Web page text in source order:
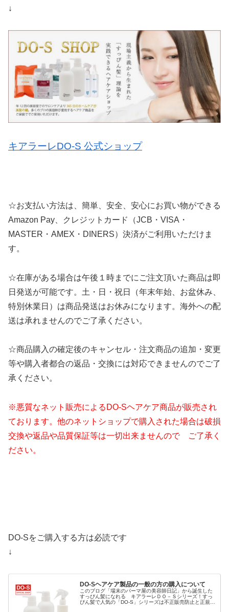
↓
キアラーレDO-S 公式ショップ
☆お支払い方法は、簡単、安全、安心にお買い物ができる
Amazon Pay、クレジットカード（JCB・VISA・
MASTER・AMEX・DINERS）決済がご利用いただけま
す。
☆在庫がある場合は午後１時までにご注文頂いた商品は即
日発送が可能です。土・日・祝日（年末年始、お盆休み、
特別休業日）は商品発送はお休みになります。海外への配
送は承れませんのでご了承ください。
☆商品購入の確定後のキャンセル・注文商品の追加・変更
等や購入者都合の返品・交換には対応できませんのでご了
承ください。
※悪質なネット販売によるDO-Sヘアケア商品が販売され
ております。他のネットショップで購入された場合は破損
交換や返品や品質保証等は一切出来ませんので ご了承く
ださい。
DO-Sをご購入する方は必読です
↓
DO-Sヘアケア製品の一般の方の購入について
このブログ「場末のパーマ屋の美容師日記」から誕生した
すっぴん髪になれる キアラーレＤＯ－Ｓシリーズ！すっ
ぴん髪で人気の「DO-S」シリーズは不正販売防止と正規品